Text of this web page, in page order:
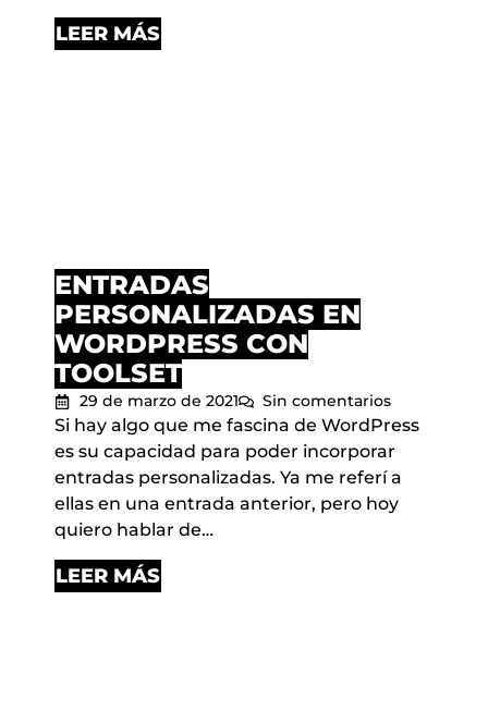
LEER MÁS
ENTRADAS
PERSONALIZADAS EN
WORDPRESS CON
TOOLSET
29 de marzo de 2021 Sin comentarios
Si hay algo que me fascina de WordPress
es su capacidad para poder incorporar
entradas personalizadas. Ya me referí a
ellas en una entrada anterior, pero hoy
quiero hablar de…
LEER MÁS